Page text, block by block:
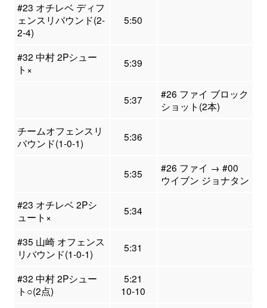
#23 オチレベ ディフ
ェンスリバウンド(2-
2-4)
5:50
#32 中村 2Pシュー
ト×
5:39
5:37
#26 ファイ ブロック
ショット(2本)
チームオフェンスリ
バウンド(1-0-1)
5:36
5:35
#26 ファイ → #00
ウイブン ジョナタン
#23 オチレベ 2Pシ
ュート×
5:34
#35 山崎 オフェンス
リバウンド(1-0-1)
5:31
#32 中村 2Pシュー
ト○(2点)
5:21
10-10